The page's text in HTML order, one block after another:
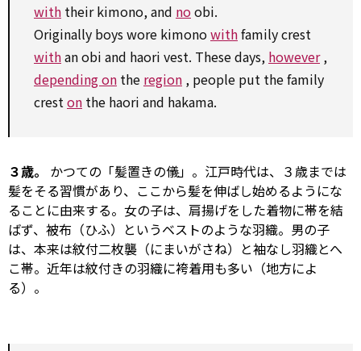
with their kimono, and noobi.
Originally boys wore kimonowithfamily crest
withan obi and haori vest. These days, however,
depending on the region , people put the family
creston the haori and hakama.
３歳。
かつての「髪置きの儀」。江戸時代は、３歳までは
髪をそる習慣があり、ここから髪を伸ばし始めるようにな
ることに由来する。女の子は、肩揚げをした着物に帯を結
ばず、被布（ひふ）というベストのような羽織。男の子
は、本来は紋付二枚襲（にまいがさね）と袖なし羽織とへ
こ帯。近年は紋付きの羽織に袴着用も多い（地方によ
る）。